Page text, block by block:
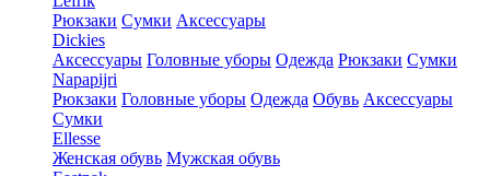
Рюкзаки Сумки Аксессуары
Dickies
Аксессуары Головные уборы Одежда Рюкзаки Сумки
Napapijri
Рюкзаки Головные уборы Одежда Обувь Аксессуары
Сумки
Ellesse
Женская обувь Мужская обувь